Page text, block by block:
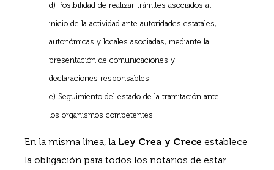
d) Posibilidad de realizar trámites asociados al
inicio de la actividad ante autoridades estatales,
autonómicas y locales asociadas, mediante la
presentación de comunicaciones y
declaraciones responsables.
e) Seguimiento del estado de la tramitación ante
los organismos competentes.
En la misma línea, la Ley Crea y Crece establece
la obligación para todos los notarios de estar